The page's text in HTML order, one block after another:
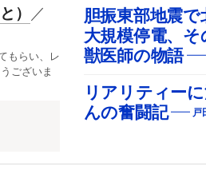
胆振東部地震
大規模停電、
獣医師の物語
リアリティー
んの奮闘記
） ／
もらい、レ
ございま